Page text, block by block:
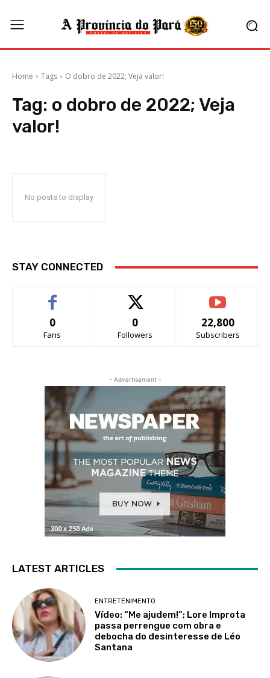
Home Tags O dobro de 2022; Veja valor!
Tag: o dobro de 2022; Veja
valor!
No posts to display
STAY CONNECTED
0
Fans
0
Followers
22,800
Subscribers
- Advertisement -
LATEST ARTICLES
ENTRETENIMENTO
Vídeo: “Me ajudem!”; Lore Improta
passa perrengue com obra e
debocha do desinteresse de Léo
Santana